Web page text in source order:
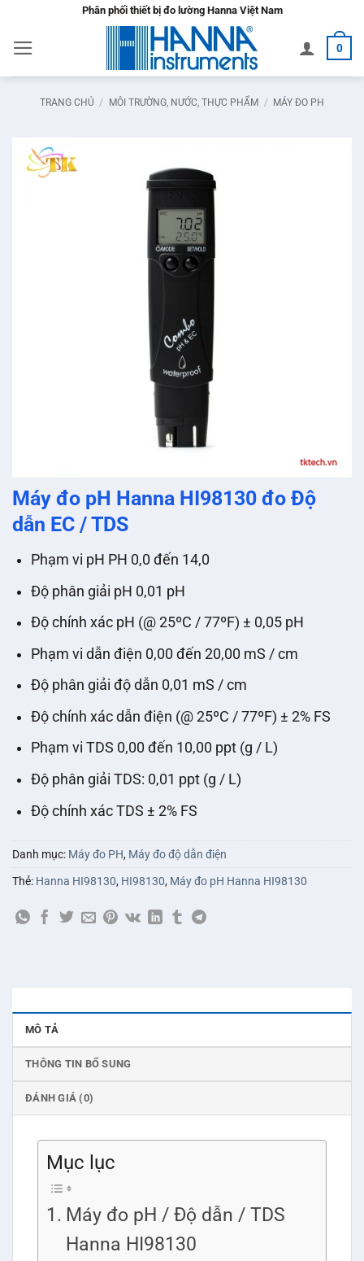
nội
dung
Phân phối thiết bị đo lường Hanna Việt Nam
0
TRANG CHỦ / MÔI TRƯỜNG, NƯỚC, THỰC PHẨM / MÁY ĐO PH
Máy đo pH Hanna HI98130 đo Độ
dẫn EC / TDS
Phạm vi pH PH 0,0 đến 14,0
Độ phân giải pH 0,01 pH
Độ chính xác pH (@ 25ºC / 77ºF) ± 0,05 pH
Phạm vi dẫn điện 0,00 đến 20,00 mS / cm
Độ phân giải độ dẫn 0,01 mS / cm
Độ chính xác dẫn điện (@ 25ºC / 77ºF) ± 2% FS
Phạm vi TDS 0,00 đến 10,00 ppt (g / L)
Độ phân giải TDS: 0,01 ppt (g / L)
Độ chính xác TDS ± 2% FS
Danh mục: Máy đo PH, Máy đo độ dẫn điện
Thẻ: Hanna HI98130, HI98130, Máy đo pH Hanna HI98130
MÔ TẢ
THÔNG TIN BỔ SUNG
ĐÁNH GIÁ (0)
Mục lục
Máy đo pH / Độ dẫn / TDS
Hanna HI98130